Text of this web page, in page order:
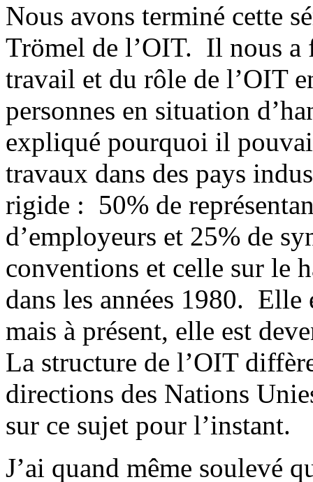
Nous avons terminé cette
Trömel de l’OIT. Il nous a
travail et du rôle de l’OIT
personnes en situation
expliqué pourquoi il
travaux dans des pays
rigide : 50% de
d’employeurs et 25% de
conventions et celle sur le
dans les années 1980.
mais à présent, elle est
La structure de l’OIT
directions des Nations
sur ce sujet pour l’instant.
J’ai quand même soulevé